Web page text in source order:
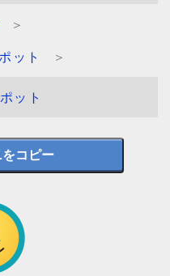
＞
ット
＞
ット
コピー